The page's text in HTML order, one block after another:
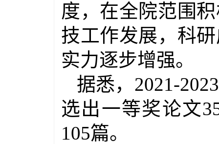
度，在全院范围
技工作发展，科
实力逐步增强。
据悉， 2021-2023
选出一等奖论文
105篇。